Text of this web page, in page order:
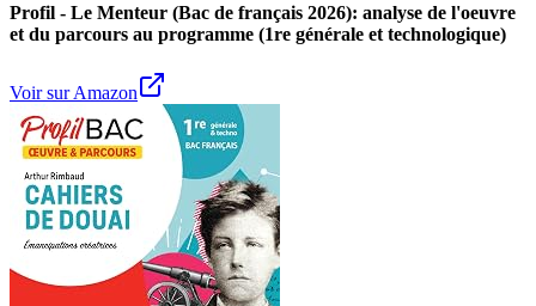
Profil - Le Menteur (Bac de français 2026): analyse de l'oeuvre
et du parcours au programme (1re générale et technologique)
Voir sur Amazon